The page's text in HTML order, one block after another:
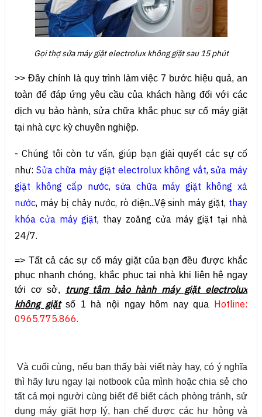
Gọi thợ sửa máy giặt electrolux không giặt sau 15 phút
>> Đây chính là quy trình làm việc 7 bước hiệu quả, an
toàn để đáp ứng yêu cầu của khách hàng đối với các
dịch vụ bảo hành, sửa chữa khắc phục sự cố máy giặt
tại nhà cực kỳ chuyên nghiệp.
- Chúng tôi còn tư vấn, giúp bạn giải quyết các sự cố
như: Sửa chữa máy giặt electrolux không vắt,sửa máy
giặt không cấp nước,sửa chữa máy giặt không xả
nước, máy bị chảy nước, rò điện...Vệ sinh máy giặt, thay
khóa cửa máy giặt, thay zoăng cửa máy giặt tại nhà
24/7.
=> Tất cả các sự cố máy giặt của bạn đều được khắc
phục nhanh chóng, khắc phục tại nhà khi liên hệ ngay
tới cơ sở,
trung tâm bảo hành máy giặt electrolux
không giặtsố 1 hà nội ngay hôm nay qua Hotline:
0965.775.866.
Và cuối cùng, nếu bạn thấy bài viết này hay, có ý nghĩa
thì hãy lưu ngay lại notbook của mình hoặc chia sẻ cho
tất cả mọi người cùng biết để biết cách phòng tránh, sử
dụng máy giặt hợp lý, hạn chế được các hư hỏng và